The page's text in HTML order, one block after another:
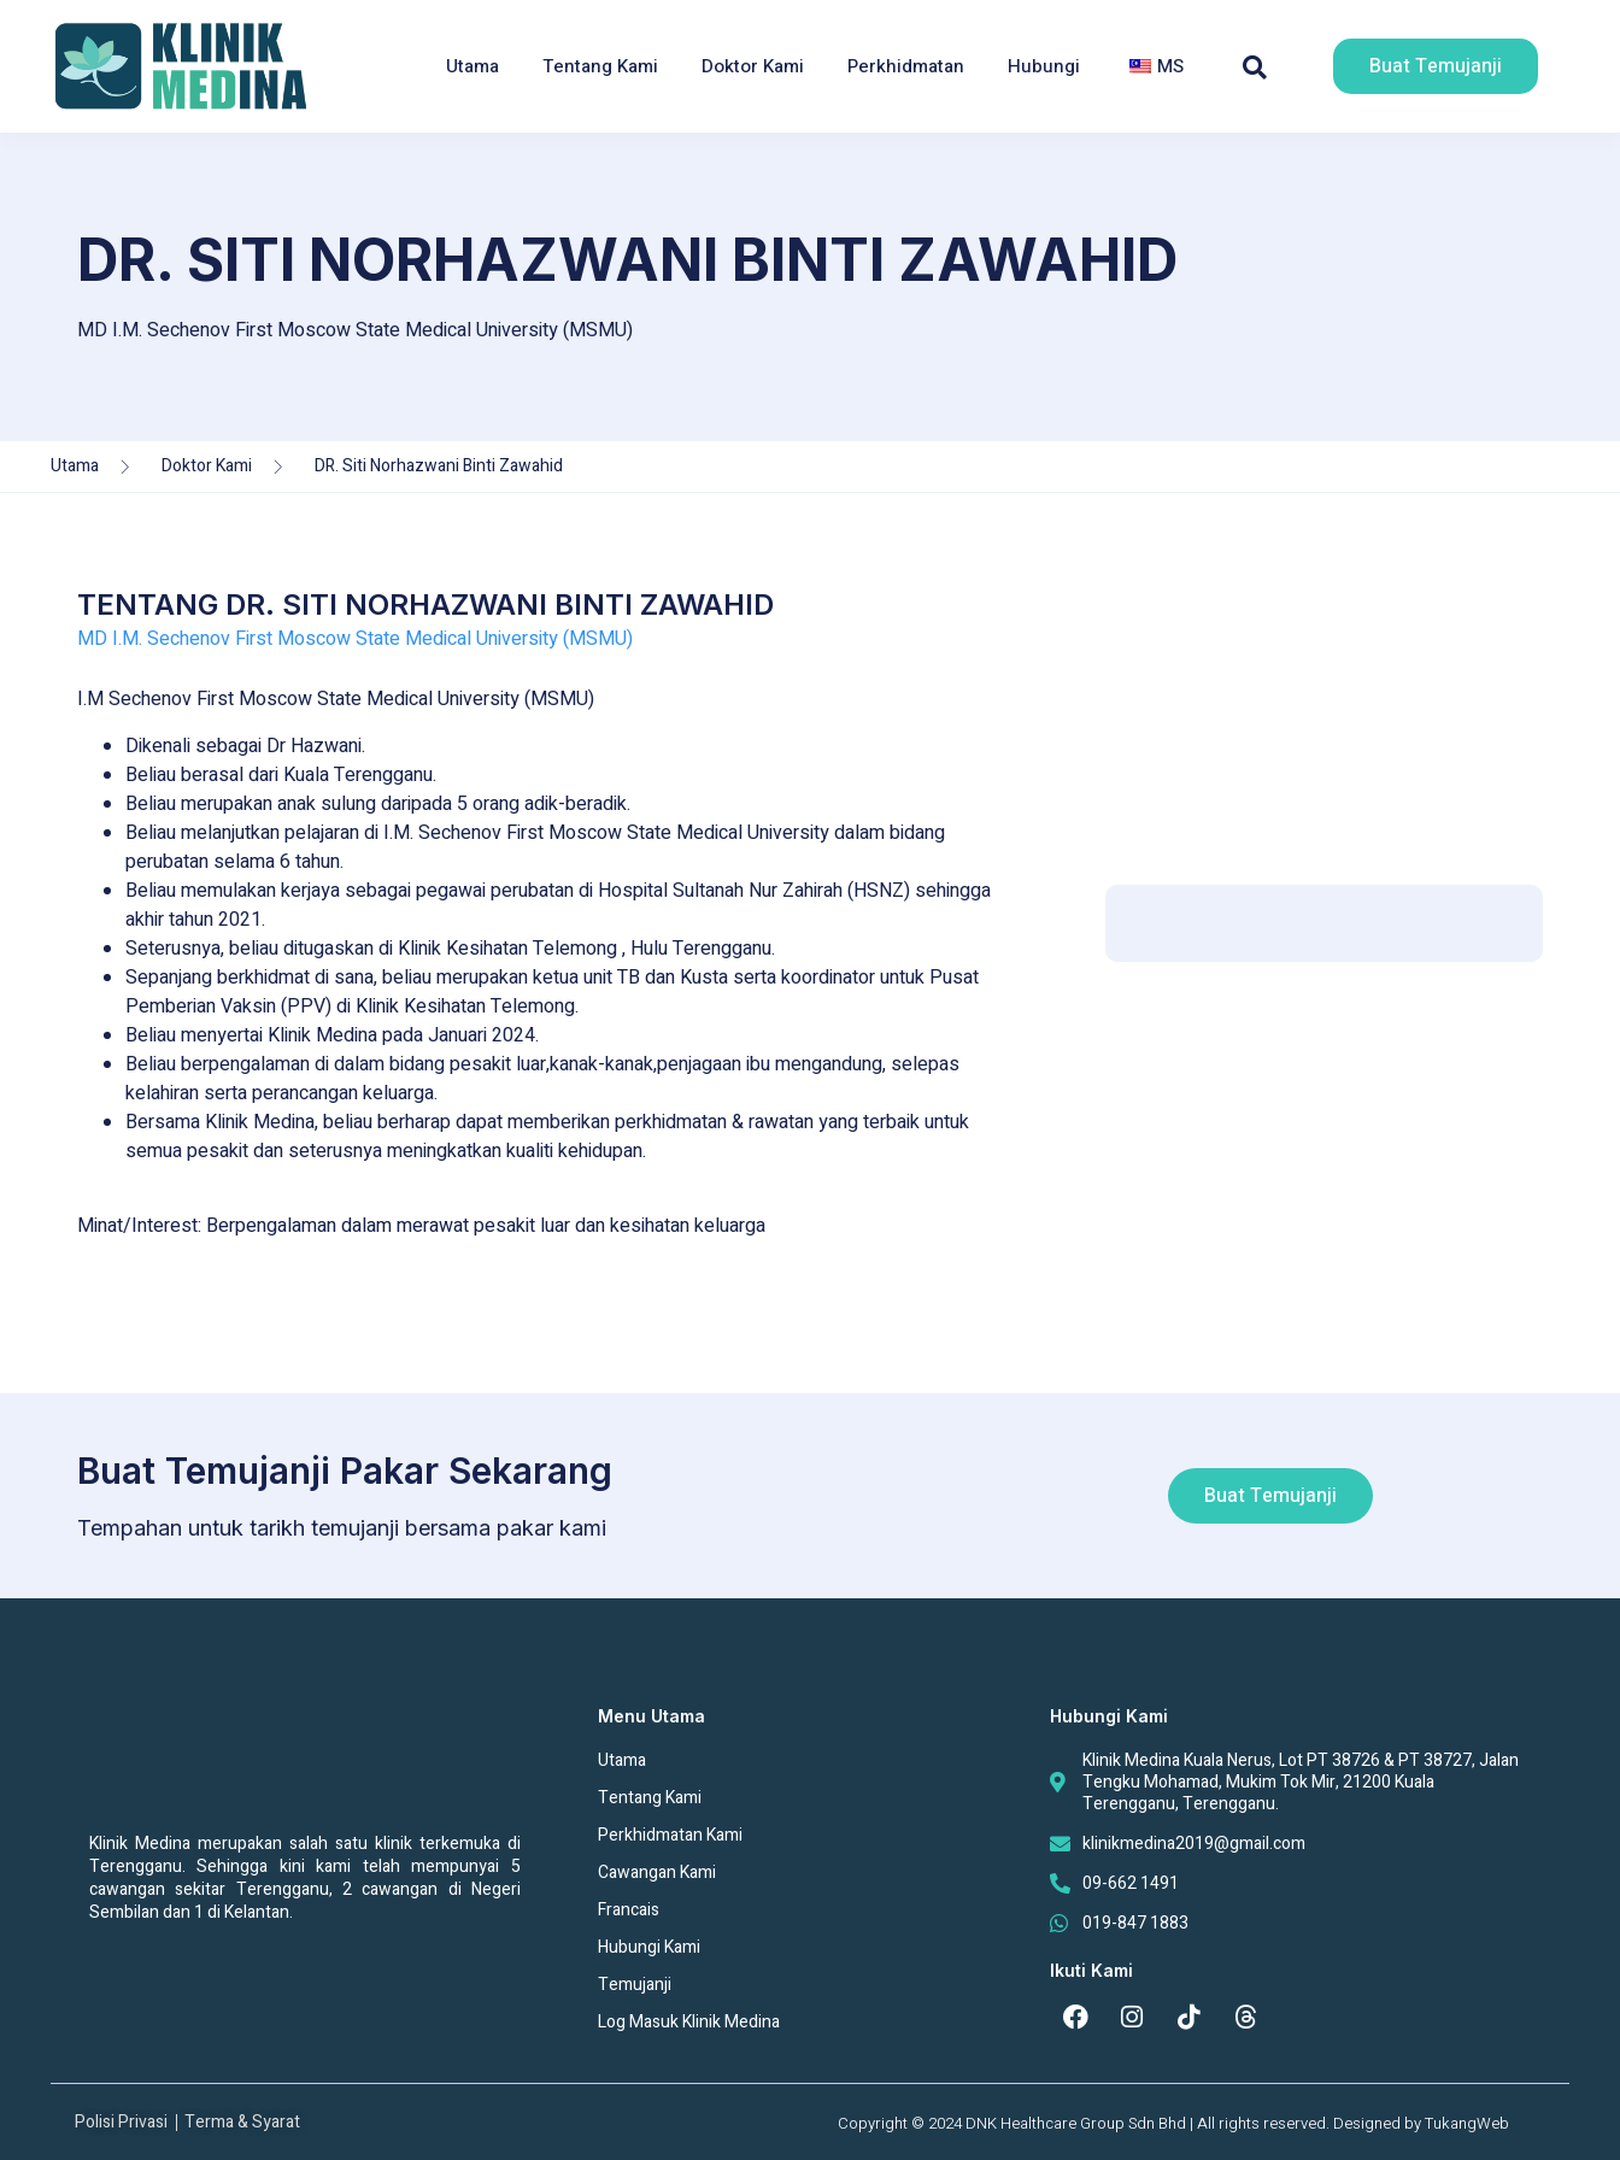
Utama Tentang Kami Doktor Kami Perkhidmatan Hubungi MS Buat Temujanji
DR. SITI NORHAZWANI BINTI ZAWAHID
MD I.M. Sechenov First Moscow State Medical University (MSMU)
Utama Doktor Kami DR. Siti Norhazwani Binti Zawahid
TENTANG DR. SITI NORHAZWANI BINTI ZAWAHID
MD I.M. Sechenov First Moscow State Medical University (MSMU)
I.M Sechenov First Moscow State Medical University (MSMU)
Dikenali sebagai Dr Hazwani.
Beliau berasal dari Kuala Terengganu.
Beliau merupakan anak sulung daripada 5 orang adik-beradik.
Beliau melanjutkan pelajaran di I.M. Sechenov First Moscow State Medical University dalam bidang
perubatan selama 6 tahun.
Beliau memulakan kerjaya sebagai pegawai perubatan di Hospital Sultanah Nur Zahirah (HSNZ) sehingga
akhir tahun 2021.
Seterusnya, beliau ditugaskan di Klinik Kesihatan Telemong , Hulu Terengganu.
Sepanjang berkhidmat di sana, beliau merupakan ketua unit TB dan Kusta serta koordinator untuk Pusat
Pemberian Vaksin (PPV) di Klinik Kesihatan Telemong.
Beliau menyertai Klinik Medina pada Januari 2024.
Beliau berpengalaman di dalam bidang pesakit luar,kanak-kanak,penjagaan ibu mengandung, selepas
kelahiran serta perancangan keluarga.
Bersama Klinik Medina, beliau berharap dapat memberikan perkhidmatan & rawatan yang terbaik untuk
semua pesakit dan seterusnya meningkatkan kualiti kehidupan.
Minat/Interest: Berpengalaman dalam merawat pesakit luar dan kesihatan keluarga
Buat Temujanji Pakar Sekarang
Tempahan untuk tarikh temujanji bersama pakar kami
Buat Temujanji
Klinik Medina merupakan salah satu klinik terkemuka di
Terengganu. Sehingga kini kami telah mempunyai 5
cawangan sekitar Terengganu, 2 cawangan di Negeri
Sembilan dan 1 di Kelantan.
Menu Utama
Utama
Tentang Kami
Perkhidmatan Kami
Cawangan Kami
Francais
Hubungi Kami
Temujanji
Log Masuk Klinik Medina
Hubungi Kami
Klinik Medina Kuala Nerus, Lot PT 38726 & PT 38727, Jalan
Tengku Mohamad, Mukim Tok Mir, 21200 Kuala
Terengganu, Terengganu.
klinikmedina2019@gmail.com
09-662 1491
019-847 1883
Ikuti Kami
Polisi Privasi Terma & Syarat Copyright © 2024 DNK Healthcare Group Sdn Bhd | All rights reserved. Designed byTukangWeb